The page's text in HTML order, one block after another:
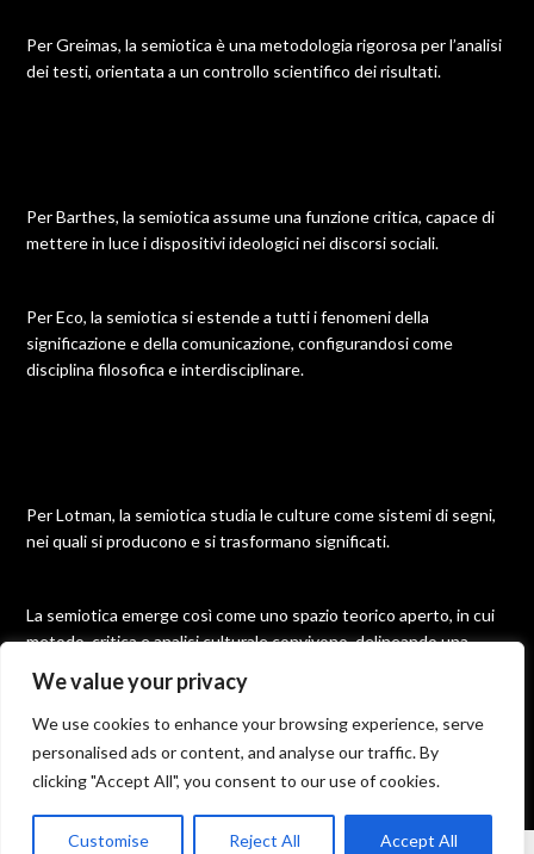
We value your privacy
We use cookies to enhance your browsing experience, serve
personalised ads or content, and analyse our traffic. By
clicking "Accept All", you consent to our use of cookies.
Customise Reject All Accept All
Per Greimas, la semiotica è una metodologia rigorosa per l’analisi
dei testi, orientata a un controllo scientifico dei risultati.
Per Barthes, la semiotica assume una funzione critica, capace di
mettere in luce i dispositivi ideologici nei discorsi sociali.
Per Eco, la semiotica si estende a tutti i fenomeni della
significazione e della comunicazione, configurandosi come
disciplina filosofica e interdisciplinare.
Per Lotman, la semiotica studia le culture come sistemi di segni,
nei quali si producono e si trasformano significati.
La semiotica emerge così come uno spazio teorico aperto, in cui
metodo, critica e analisi culturale convivono, delineando una
©2026 Semiotica| Built using WordPress andResponsive
Blogily
From the science of signs to the semiotics of the text. The